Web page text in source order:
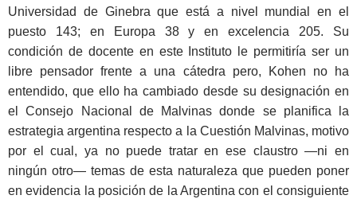
Universidad de Ginebra que está a nivel mundial en el
puesto 143; en Europa 38 y en excelencia 205. Su
condición de docente en este Instituto le permitiría ser un
libre pensador frente a una cátedra pero, Kohen no ha
entendido, que ello ha cambiado desde su designación en
el Consejo Nacional de Malvinas donde se planifica la
estrategia argentina respecto a la Cuestión Malvinas, motivo
por el cual, ya no puede tratar en ese claustro —ni en
ningún otro— temas de esta naturaleza que pueden poner
en evidencia la posición de la Argentina con el consiguiente